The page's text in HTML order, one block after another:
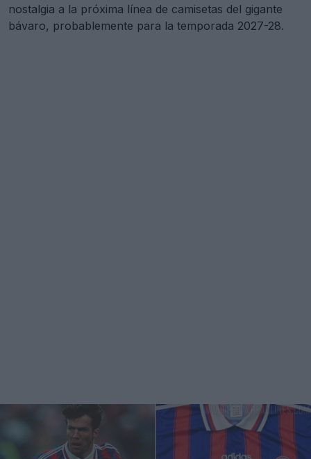
nostalgia a la próxima línea de camisetas del gigante
bávaro, probablemente para la temporada 2027-28.